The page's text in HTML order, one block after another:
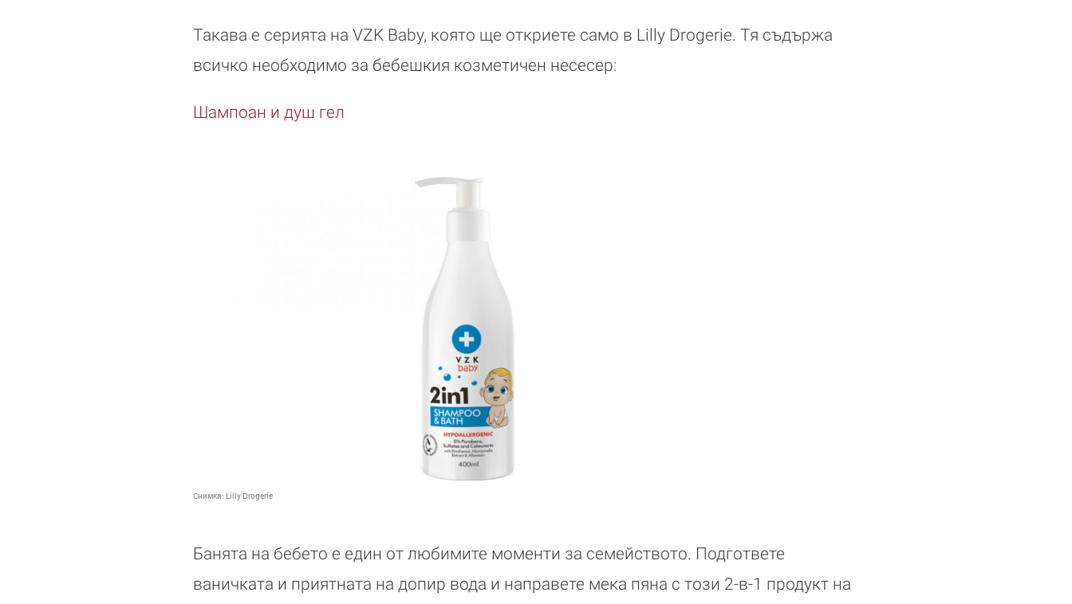
Такава е серията на VZK Baby, която ще откриете само в Lilly Drogerie. Тя съдържа
всичко необходимо за бебешкия козметичен несесер:
Шампоан и душ гел
Снимка: Lilly Drogerie
Банята на бебето е един от любимите моменти за семейството. Подгответе
ваничката и приятната на допир вода и направете мека пяна с този 2-в-1 продукт на